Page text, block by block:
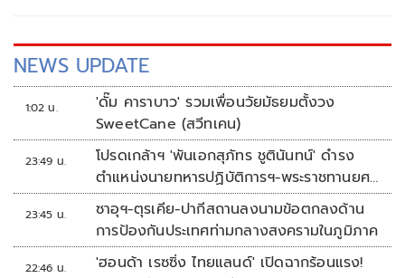
NEWS UPDATE
1:02 น.
'ดั๊ม คาราบาว' รวมเพื่อนวัยมัธยมตั้งวง
SweetCane (สวีทเคน)
23:49 น.
โปรดเกล้าฯ 'พันเอกสุภัทร ชูตินันทน์' ดำรง
ตำแหน่งนายทหารปฏิบัติการฯ-พระราชทานยศ
'พลตรี'
23:45 น.
ซาอุฯ-ตุรเคีย-ปากีสถานลงนามข้อตกลงด้าน
การป้องกันประเทศท่ามกลางสงครามในภูมิภาค
22:46 น.
'ฮอนด้า เรซซิ่ง ไทยแลนด์' เปิดฉากร้อนแรง!